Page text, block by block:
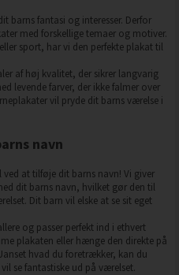
barns fantasi og interesser. Derfor
med forskellige temaer og motiver.
sport, har vi den perfekte plakat til
af høj kvalitet, der sikrer langvarig
levende farver, der ikke falmer over
vil pryde dit barns værelse i
navn
at tilføje dit barns navn! Vi giver
dit barns navn, hvilket gør den til
Dit barn vil elske at se sit eget
og passer perfekt ind i ethvert
plakaten eller hænge den direkte på
hvad du foretrækker, kan du
se fantastiske ud på værelset.